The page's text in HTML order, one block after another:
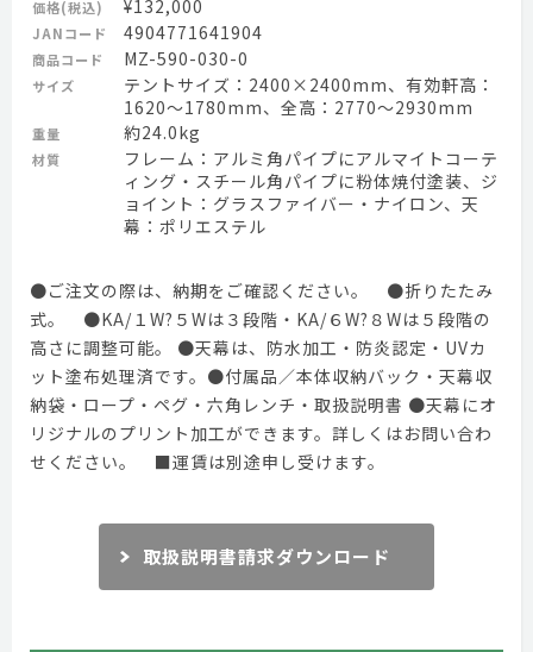
価格(税込) ¥132,000
JANコード 4904771641904
商品コード MZ-590-030-0
サイズ
テントサイズ：2400×2400mm、有効軒高：
1620～1780mm、全高：2770～2930mm
重量 約24.0kg
材質
フレーム：アルミ角パイプにアルマイトコーテ
ィング・スチール角パイプに粉体焼付塗装、ジ
ョイント：グラスファイバー・ナイロン、天
幕：ポリエステル
●ご注文の際は、納期をご確認ください。 ●折りたたみ
式。 ●KA/１W?５Wは３段階・KA/６W?８Wは５段階の
高さに調整可能。 ●天幕は、防水加工・防炎認定・UVカ
ット塗布処理済です。●付属品／本体収納バック・天幕収
納袋・ロープ・ペグ・六角レンチ・取扱説明書 ●天幕にオ
リジナルのプリント加工ができます。詳しくはお問い合わ
せください。 ■運賃は別途申し受けます。
取扱説明書請求ダウンロード